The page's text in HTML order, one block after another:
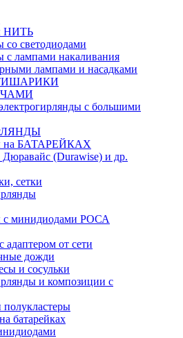
НИТЬ
со светодиодами
с лампами накаливания
лампами и насадками
с большими
на БАТАРЕЙКАХ
(Durawise) и др.
сетки
с минидиодами РОСА
адаптером от сети
дожди
и сосульки
и композиции с
полукластеры
батарейках